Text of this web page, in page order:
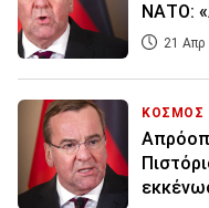
ΝΑΤΟ:
21 Απρ
ΚΟΣΜΟΣ